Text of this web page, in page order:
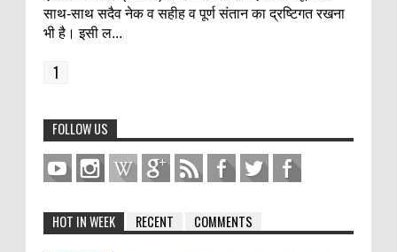
साथ-साथ सदैव नेक व सहीह व पूर्ण संतान का द्रष्टिगत रखना
भी है। इसी ल...
1
FOLLOW US
HOT IN WEEK RECENT COMMENTS